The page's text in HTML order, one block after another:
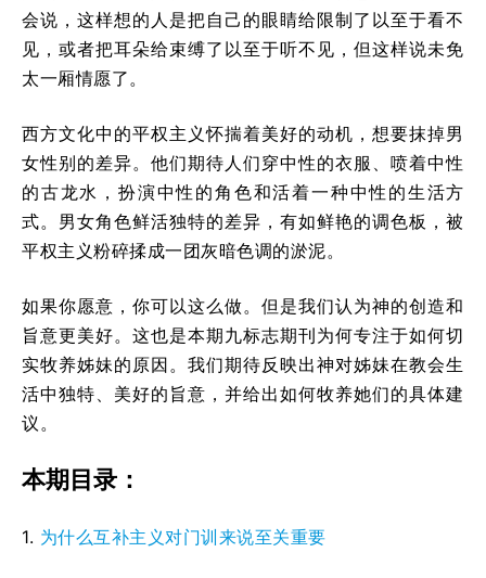
会说，这样想的人是把自己的眼睛给限制了以至于看不
见，或者把耳朵给束缚了以至于听不见，但这样说未免
太一厢情愿了。
西方文化中的平权主义怀揣着美好的动机，想要抹掉男
女性别的差异。他们期待人们穿中性的衣服、喷着中性
的古龙水，扮演中性的角色和活着一种中性的生活方
式。男女角色鲜活独特的差异，有如鲜艳的调色板，被
平权主义粉碎揉成一团灰暗色调的淤泥。
如果你愿意，你可以这么做。但是我们认为神的创造和
旨意更美好。这也是本期九标志期刊为何专注于如何切
实牧养姊妹的原因。我们期待反映出神对姊妹在教会生
活中独特、美好的旨意，并给出如何牧养她们的具体建
议。
本期目录：
1. 为什么互补主义对门训来说至关重要